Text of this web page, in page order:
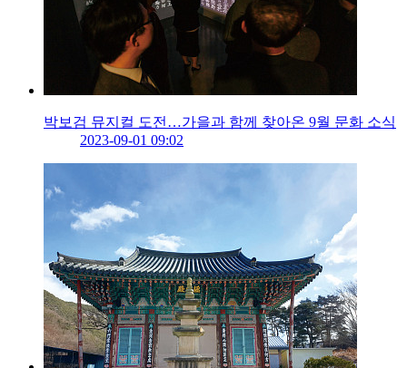
박보검 뮤지컬 도전…가을과 함께 찾아온 9월 문화 소식
2023-09-01 09:02